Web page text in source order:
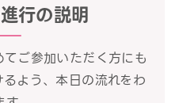
行の説明
ご参加いただく方にも
よう、本日の流れをわ